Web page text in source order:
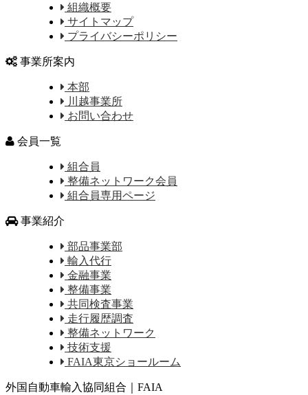
組織概要
サイトマップ
プライバシーポリシー
事業所案内
本部
川越事業所
お問い合わせ
会員一覧
組合員
整備ネットワーク会員
組合員専用ページ
事業紹介
部品事業部
輸入代行
金融事業
整備事業
共同検査事業
走行履歴調査
整備ネットワーク
技術支援
FAIA東京ショールーム
外国自動車輸入協同組合｜FAIA